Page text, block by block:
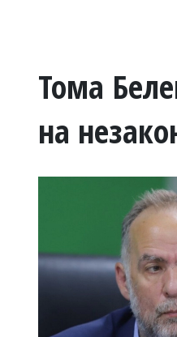
ВОЙНАТА
УКРАЙНА
Тома
на